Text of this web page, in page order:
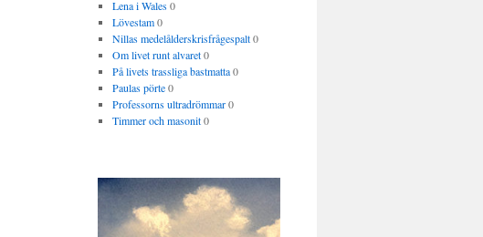
Lena i Wales0
Lövestam0
Nillas medelålderskrisfrågespalt0
Om livet runt alvaret0
På livets trassliga bastmatta0
Paulas pörte0
Professorns ultradrömmar0
Timmer och masonit0